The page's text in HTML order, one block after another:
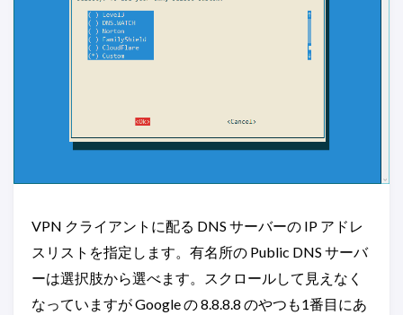
VPN クライアントに配る DNS サーバーの IP アドレ
スリストを指定します。有名所の Public DNS サーバ
ーは選択肢から選べます。スクロールして見えなく
なっていますが Google の 8.8.8.8 のやつも1番目にあ